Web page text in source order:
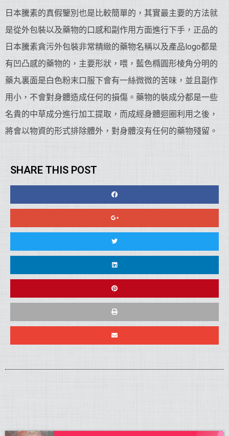
日本騰素的真假鑒別也是比較簡單的，其實最主要的方法就
是從外包裝以及藥物的口感和副作用方面進行下手，正品的
日本騰素貪污外包裝非常精緻的藥物名稱以及產品logo都是
有凹凸感的藥物的，主要形狀，喂，藍色橢圓形棱角分明的
藥丸裏面是白色粉末口服下會有一絲微微的苦味，並且副作
用小，不會對身體造成任何的損傷。藥物的裝成分都是一些
名貴的中草成分進行加工提取，而成經身體迴圈利用之後，
將會以物資的形式排除體外，對身體沒有任何的藥物殘留。
SHARE THIS POST